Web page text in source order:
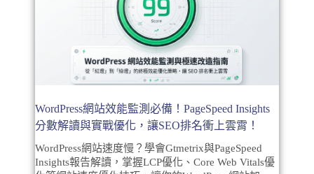
WordPress網站效能監測必備！PageSpeed Insights
分數解讀與實戰優化，讓SEO排名衝上雲霄！
WordPress網站速度慢？學會Gtmetrix與PageSpeed
Insights報告解讀，掌握LCP優化、Core Web Vitals優